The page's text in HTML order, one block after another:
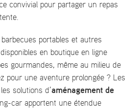
convivial pour partager un repas
portables et autres
en boutique en ligne
gourmandes, même au milieu de
pour une aventure prolongée ? Les
solutions d’aménagement de
car apportent une étendue